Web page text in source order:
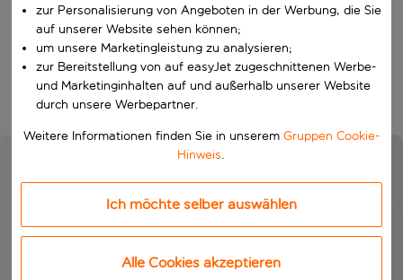
Suchen
zur Personalisierung von Angeboten in der Werbung, die Sie
auf unserer Website sehen können;
um unsere Marketingleistung zu analysieren;
zur Bereitstellung von auf easyJet zugeschnittenen Werbe-
und Marketinginhalten auf und außerhalb unserer Website
durch unsere Werbepartner.
Weitere Informationen finden Sie in unserem Gruppen Cookie-
Hinweis.
Ich möchte selber auswählen
Alle Cookies akzeptieren